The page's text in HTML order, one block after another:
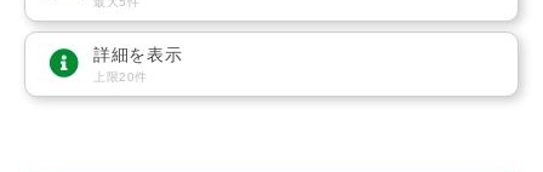
詳細を表示
上限20件